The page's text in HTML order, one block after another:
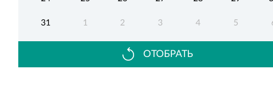
31 1 2 3 4 5
ОТОБРАТЬ